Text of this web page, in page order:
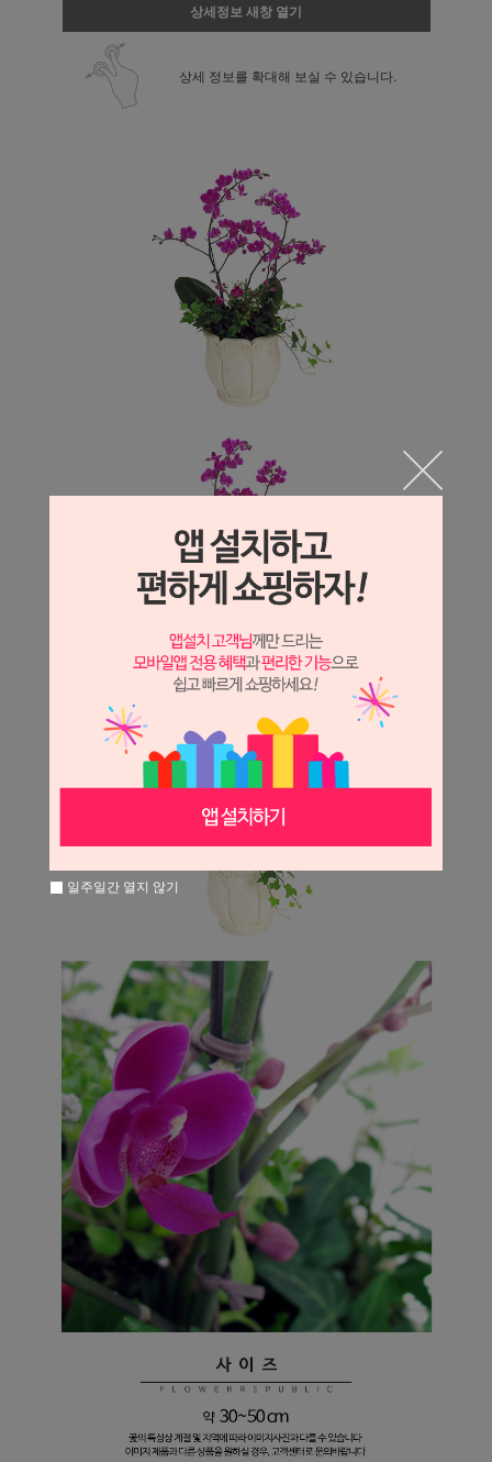
상세정보 새창 열기
상세 정보를 확대해 보실 수 있습니다.
일주일간 열지 않기